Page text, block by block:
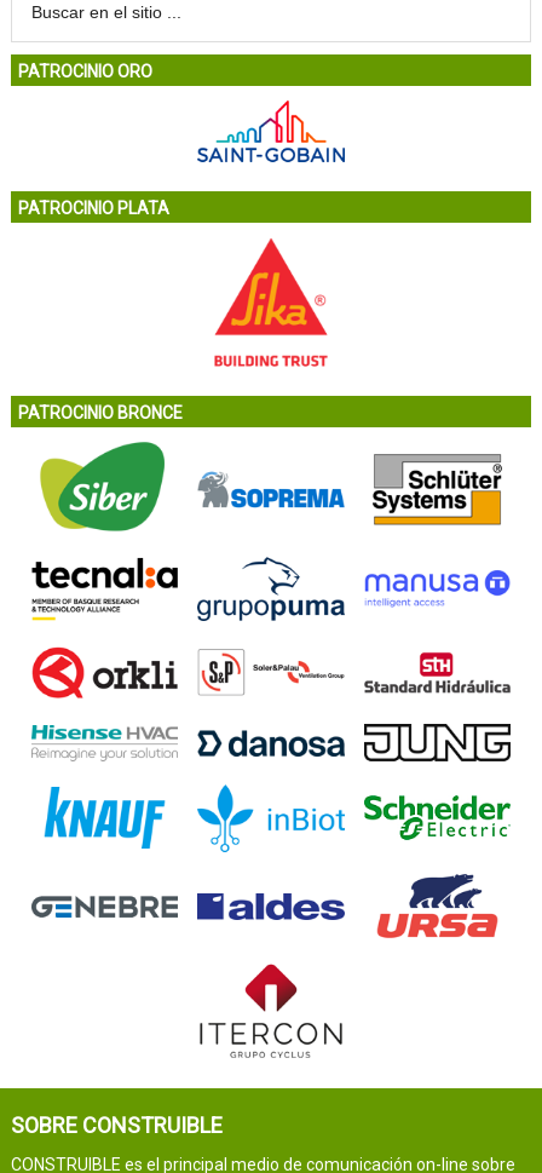
PATROCINIO ORO
PATROCINIO PLATA
PATROCINIO BRONCE
SOBRE CONSTRUIBLE
CONSTRUIBLE es el principal medio de comunicación on-line sobre